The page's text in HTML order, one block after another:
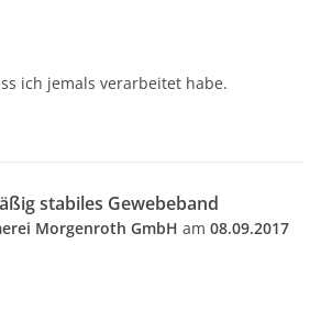
ich jemals verarbeitet habe.
stabiles Gewebeband
Morgenroth GmbH am 08.09.2017